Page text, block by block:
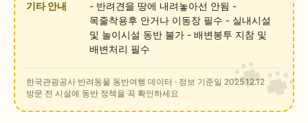
기타 안내
- 반려견을 땅에 내려놓아선 안됨 -
목줄착용후 안거나 이동장 필수 - 실내시설
및 놀이시설 동반 불가 - 배변봉투 지참 및
배변처리 필수
한국관광공사 반려동물 동반여행 데이터 · 정보 기준일 2025.12.12
방문 전 시설에 동반 정책을 꼭 확인하세요